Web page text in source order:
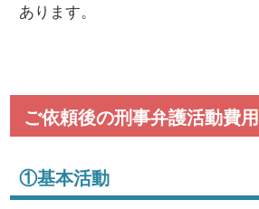
あります。
ご依頼後の刑事弁護活動費用
①基本活動